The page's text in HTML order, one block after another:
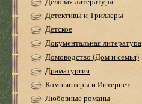
Детективы и Триллеры
Детское
Документальная литература
Домоводство (Дом и семья)
Драматургия
Компьютеры и Интернет
Любовные романы